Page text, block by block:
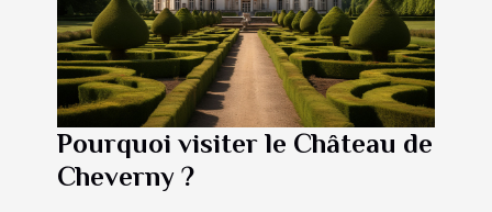
Pourquoi visiter le Château de
Cheverny ?